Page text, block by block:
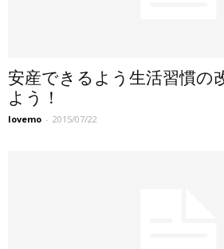
安産できるよう生活習慣の
よう！
lovemo - 2015/07/22